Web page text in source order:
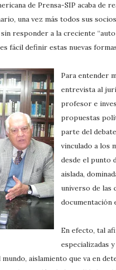
de Prensa-SIP acaba de
una vez más todos sus
responder a la creciente
fácil definir estas nuevas
Para entender
entrevista al
profesor e
propuestas
parte del
vinculado a los
desde el punto
aislada,
universo de las
documentación
En efecto, tal
especializadas
aislamiento que va en